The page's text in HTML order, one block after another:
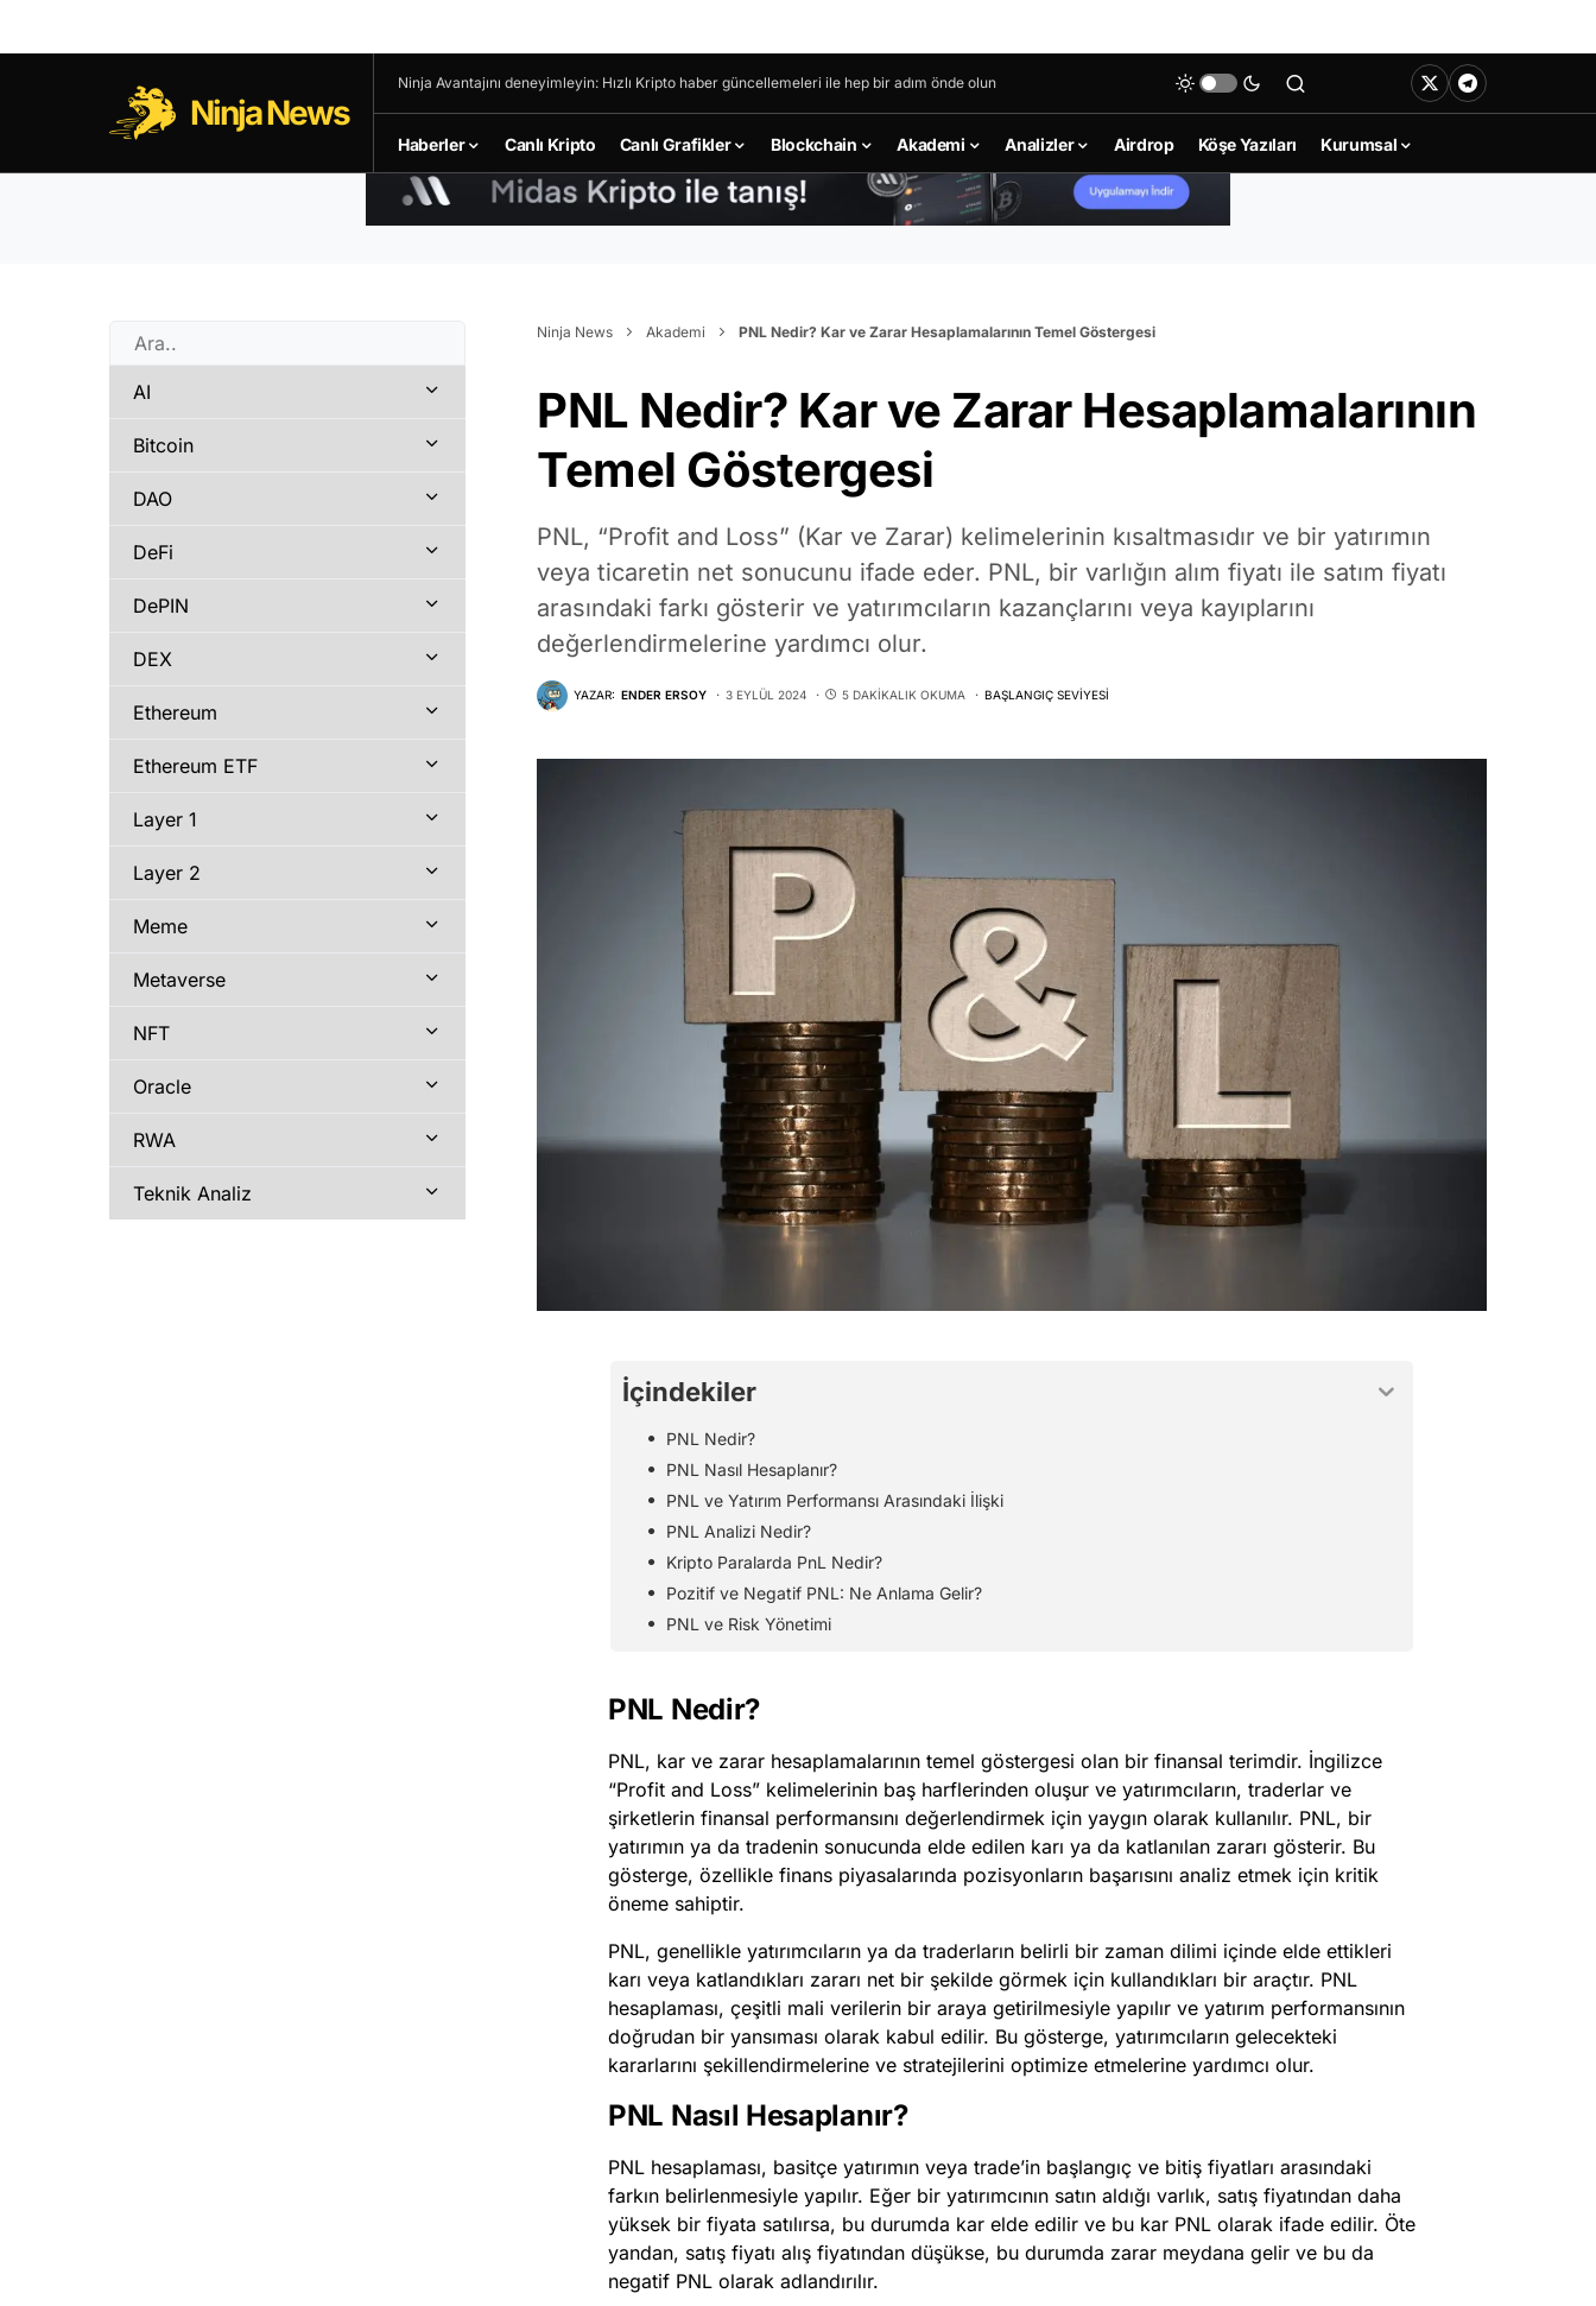
Ninja News
Ninja Avantajını deneyimleyin: Hızlı Kripto haber güncellemeleri ile hep bir adım önde olun
Haberler Canlı Kripto Canlı Grafikler Blockchain Akademi Analizler Airdrop Köşe Yazıları Kurumsal
Ninja News Akademi PNL Nedir? Kar ve Zarar Hesaplamalarının Temel Göstergesi
PNL Nedir? Kar ve Zarar Hesaplamalarının
Temel Göstergesi
PNL, “Profit and Loss” (Kar ve Zarar) kelimelerinin kısaltmasıdır ve bir yatırımın
veya ticaretin net sonucunu ifade eder. PNL, bir varlığın alım fiyatı ile satım fiyatı
arasındaki farkı gösterir ve yatırımcıların kazançlarını veya kayıplarını
değerlendirmelerine yardımcı olur.
YAZAR: ENDER ERSOY 3 EYLÜL 2024 5 DAKIKALIK OKUMA BAŞLANGIÇ SEVIYESI
İçindekiler
PNL Nedir?
PNL Nasıl Hesaplanır?
PNL ve Yatırım Performansı Arasındaki İlişki
PNL Analizi Nedir?
Kripto Paralarda PnL Nedir?
Pozitif ve Negatif PNL: Ne Anlama Gelir?
PNL ve Risk Yönetimi
PNL Nedir?
PNL, kar ve zarar hesaplamalarının temel göstergesi olan bir finansal terimdir. İngilizce
“Profit and Loss” kelimelerinin baş harflerinden oluşur ve yatırımcıların, traderlar ve
şirketlerin finansal performansını değerlendirmek için yaygın olarak kullanılır. PNL, bir
yatırımın ya da tradenin sonucunda elde edilen karı ya da katlanılan zararı gösterir. Bu
gösterge, özellikle finans piyasalarında pozisyonların başarısını analiz etmek için kritik
öneme sahiptir.
PNL, genellikle yatırımcıların ya da traderların belirli bir zaman dilimi içinde elde ettikleri
karı veya katlandıkları zararı net bir şekilde görmek için kullandıkları bir araçtır. PNL
hesaplaması, çeşitli mali verilerin bir araya getirilmesiyle yapılır ve yatırım performansının
doğrudan bir yansıması olarak kabul edilir. Bu gösterge, yatırımcıların gelecekteki
kararlarını şekillendirmelerine ve stratejilerini optimize etmelerine yardımcı olur.
PNL Nasıl Hesaplanır?
PNL hesaplaması, basitçe yatırımın veya trade’in başlangıç ve bitiş fiyatları arasındaki
farkın belirlenmesiyle yapılır. Eğer bir yatırımcının satın aldığı varlık, satış fiyatından daha
yüksek bir fiyata satılırsa, bu durumda kar elde edilir ve bu kar PNL olarak ifade edilir. Öte
yandan, satış fiyatı alış fiyatından düşükse, bu durumda zarar meydana gelir ve bu da
negatif PNL olarak adlandırılır.
AI
Bitcoin
DAO
DeFi
DePIN
DEX
Ethereum
Ethereum ETF
Layer 1
Layer 2
Meme
Metaverse
NFT
Oracle
RWA
Teknik Analiz